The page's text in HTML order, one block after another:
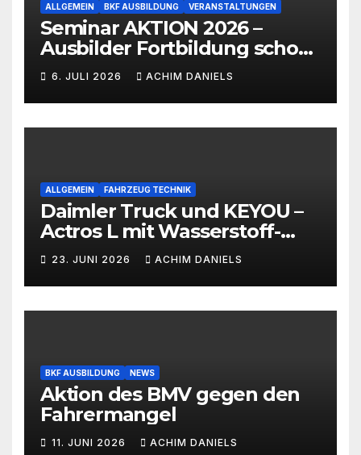
ALLGEMEIN BKF AUSBILDUNG VERANSTALTUNGEN
Seminar AKTION 2026 –
Ausbilder Fortbildung schon
ab 399€!!!
6. JULI 2026 ACHIM DANIELS
ALLGEMEIN FAHRZEUG TECHNIK
Daimler Truck und KEYOU –
Actros L mit Wasserstoff-
Verbrennermotor
23. JUNI 2026 ACHIM DANIELS
BKF AUSBILDUNG NEWS
Aktion des BMV gegen den
Fahrermangel
11. JUNI 2026 ACHIM DANIELS